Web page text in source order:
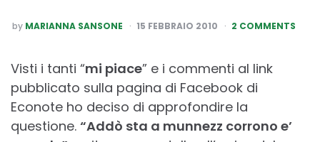
POSTED
BY
by MARIANNA SANSONE 15 FEBBRAIO 2010 2 COMMENTS
Visti i tanti “mi piace” e i commenti al link
pubblicato sulla pagina di Facebook di
Econote ho deciso di approfondire la
questione. “Addò sta a munnezz corrono e’